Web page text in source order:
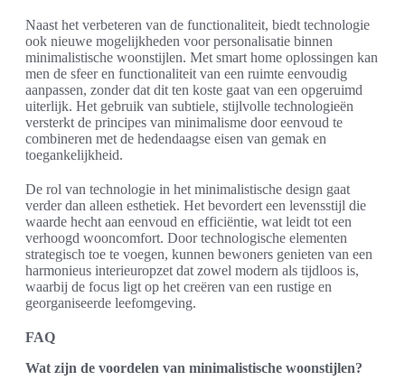
Naast het verbeteren van de functionaliteit, biedt technologie
ook nieuwe mogelijkheden voor personalisatie binnen
minimalistische woonstijlen. Met smart home oplossingen kan
men de sfeer en functionaliteit van een ruimte eenvoudig
aanpassen, zonder dat dit ten koste gaat van een opgeruimd
uiterlijk. Het gebruik van subtiele, stijlvolle technologieën
versterkt de principes van minimalisme door eenvoud te
combineren met de hedendaagse eisen van gemak en
toegankelijkheid.
De rol van technologie in het minimalistische design gaat
verder dan alleen esthetiek. Het bevordert een levensstijl die
waarde hecht aan eenvoud en efficiëntie, wat leidt tot een
verhoogd wooncomfort. Door technologische elementen
strategisch toe te voegen, kunnen bewoners genieten van een
harmonieus interieuropzet dat zowel modern als tijdloos is,
waarbij de focus ligt op het creëren van een rustige en
georganiseerde leefomgeving.
FAQ
Wat zijn de voordelen van minimalistische woonstijlen?